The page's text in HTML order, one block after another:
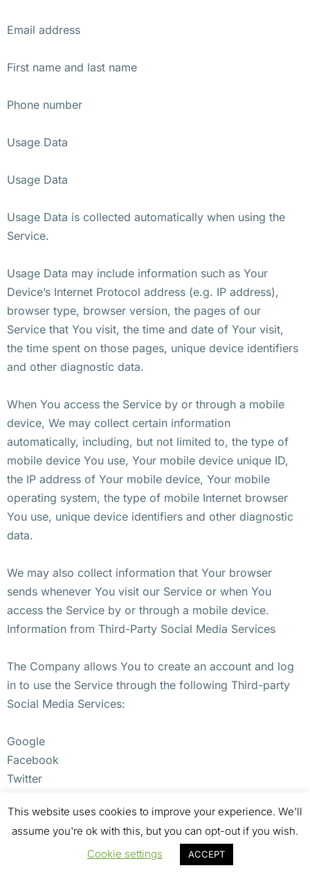
Email address
First name and last name
Phone number
Usage Data
Usage Data
Usage Data is collected automatically when using the
Service.
Usage Data may include information such as Your
Device’s Internet Protocol address (e.g. IP address),
browser type, browser version, the pages of our
Service that You visit, the time and date of Your visit,
the time spent on those pages, unique device identifiers
and other diagnostic data.
When You access the Service by or through a mobile
device, We may collect certain information
automatically, including, but not limited to, the type of
mobile device You use, Your mobile device unique ID,
the IP address of Your mobile device, Your mobile
operating system, the type of mobile Internet browser
You use, unique device identifiers and other diagnostic
data.
We may also collect information that Your browser
sends whenever You visit our Service or when You
access the Service by or through a mobile device.
Information from Third-Party Social Media Services
The Company allows You to create an account and log
in to use the Service through the following Third-party
Social Media Services:
Google
Facebook
Twitter
If You decide to register through or otherwise grant us
access to a Third-Party Social Media Service, We may
collect Personal data that is already associated with
This website uses cookies to improve your experience. We'll
assume you're ok with this, but you can opt-out if you wish.
Cookie settings
ACCEPT